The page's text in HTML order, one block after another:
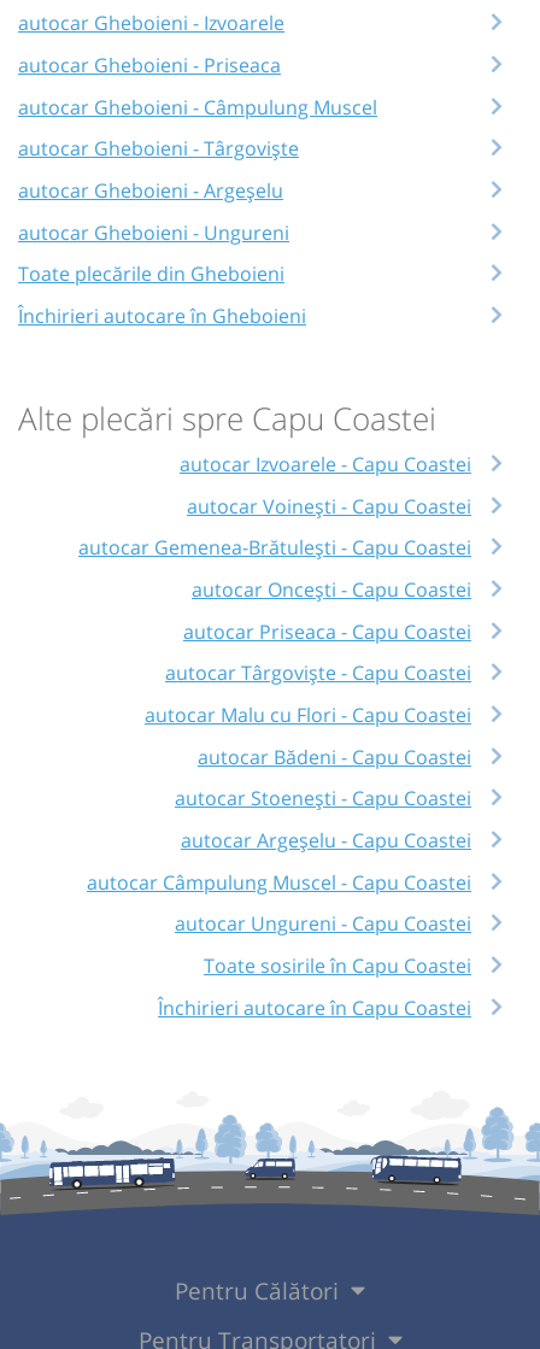
autocar Gheboieni - Izvoarele
autocar Gheboieni - Priseaca
autocar Gheboieni - Câmpulung Muscel
autocar Gheboieni - Târgoviște
autocar Gheboieni - Argeșelu
autocar Gheboieni - Ungureni
Toate plecările din Gheboieni
Închirieri autocare în Gheboieni
Alte plecări spre Capu Coastei
autocar Izvoarele - Capu Coastei
autocar Voinești - Capu Coastei
autocar Gemenea-Brătulești - Capu Coastei
autocar Oncești - Capu Coastei
autocar Priseaca - Capu Coastei
autocar Târgoviște - Capu Coastei
autocar Malu cu Flori - Capu Coastei
autocar Bădeni - Capu Coastei
autocar Stoenești - Capu Coastei
autocar Argeșelu - Capu Coastei
autocar Câmpulung Muscel - Capu Coastei
autocar Ungureni - Capu Coastei
Toate sosirile în Capu Coastei
Închirieri autocare în Capu Coastei
Pentru Călători
Pentru Transportatori